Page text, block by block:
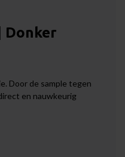
Donker
Door de sample tegen
en nauwkeurig